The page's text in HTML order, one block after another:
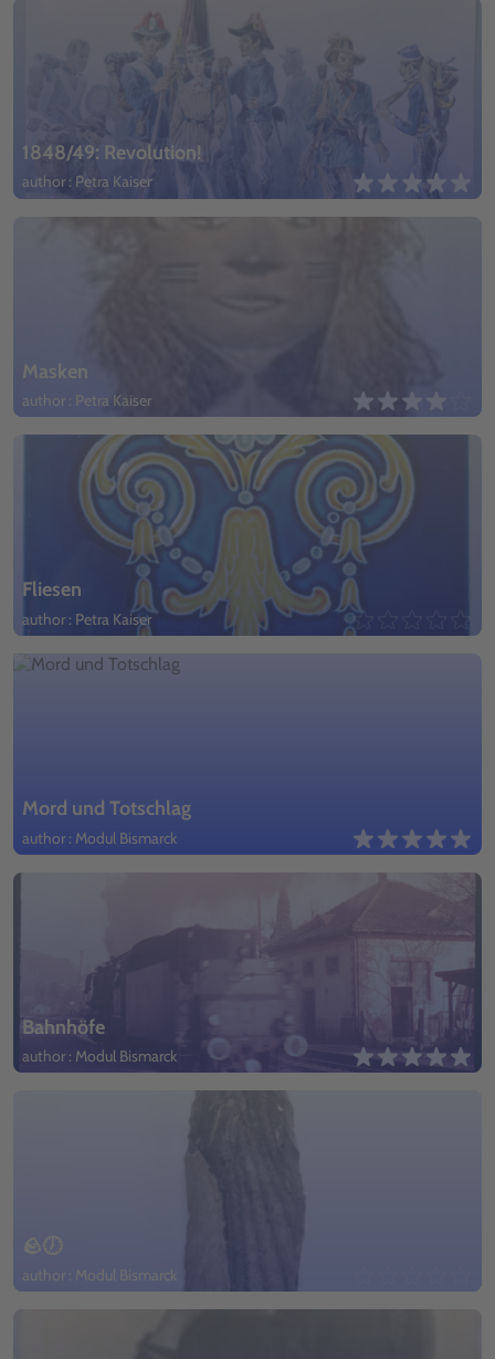
1848/49: Revolution!
author : Petra Kaiser
Masken
author : Petra Kaiser
Fliesen
author : Petra Kaiser
Mord und Totschlag
author : Modul Bismarck
Bahnhöfe
author : Modul Bismarck
🪨🕖
author : Modul Bismarck